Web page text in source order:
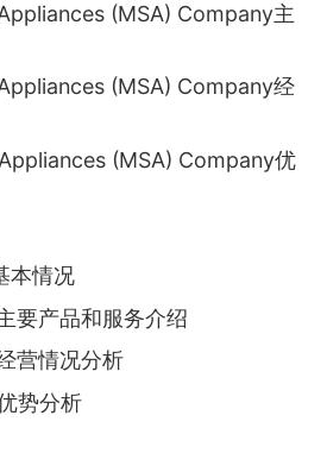
(MSA) Company主
(MSA) Company经
(MSA) Company优
本情况
要产品和服务介绍
营情况分析
势分析